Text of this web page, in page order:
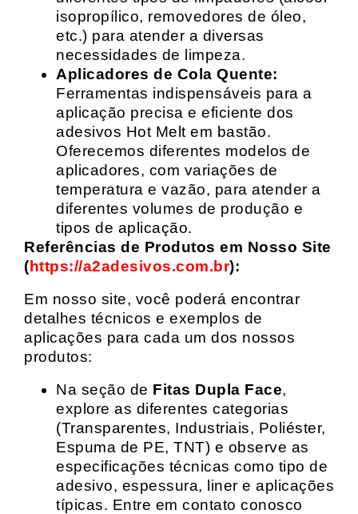
isopropílico, removedores de óleo,
etc.) para atender a diversas
necessidades de limpeza.
Aplicadores de Cola Quente:
Ferramentas indispensáveis para a
aplicação precisa e eficiente dos
adesivos Hot Melt em bastão.
Oferecemos diferentes modelos de
aplicadores, com variações de
temperatura e vazão, para atender a
diferentes volumes de produção e
tipos de aplicação.
Referências de Produtos em Nosso Site
(https://a2adesivos.com.br):
Em nosso site, você poderá encontrar
detalhes técnicos e exemplos de
aplicações para cada um dos nossos
produtos:
Na seção de Fitas Dupla Face,
explore as diferentes categorias
(Transparentes, Industriais, Poliéster,
Espuma de PE, TNT) e observe as
especificações técnicas como tipo de
adesivo, espessura, liner e aplicações
típicas. Entre em contato conosco